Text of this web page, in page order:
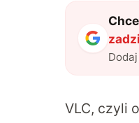
VLC, czyli